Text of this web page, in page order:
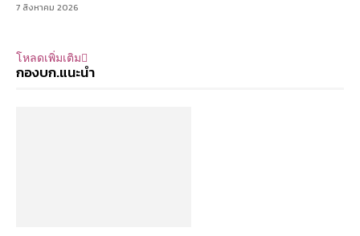
7 สิงหาคม 2026
โหลดเพิ่มเติม
กองบก.แนะนำ